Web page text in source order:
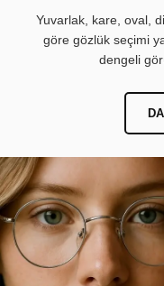
Yuvarlak, kare, oval,
göre gözlük seçimi
dengeli